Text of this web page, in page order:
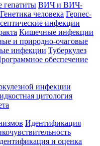
гепатиты ВИЧ и ВИЧ-
Генетика человека Герпес-
инфекции
Кишечные инфекции
и природно-очаговые
инфекции Туберкулез
обеспечение
инфекции
цитология
Идентификация
и оценка